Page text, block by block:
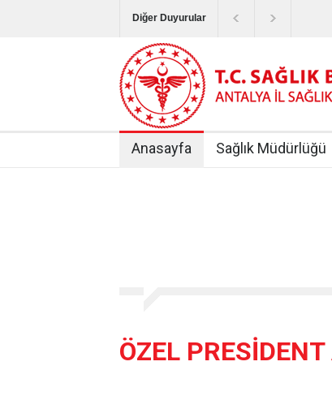
Diğer Duyurular
Bayram Tatilinde Sağlık Hizmetlerinin
Terapötik Aferez Merkezleri ve Üniteleri
Yoğun Bakım Servislerinde Hasta
Anasayfa Sağlık Müdürlüğü
ÖZEL